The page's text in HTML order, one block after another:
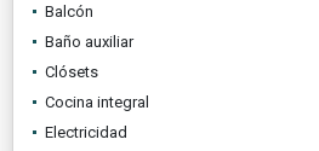
Balcón
Baño auxiliar
Clósets
Cocina integral
Electricidad